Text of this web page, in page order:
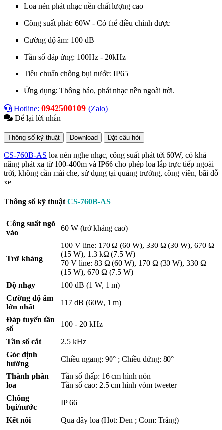
Loa nén phát nhạc nền chất lượng cao
Công suất phát: 60W - Có thể điều chỉnh được
Cường độ âm: 100 dB
Tần số đáp ứng: 100Hz - 20kHz
Tiêu chuẩn chống bụi nước: IP65
Ứng dụng: Thông báo, phát nhạc nền ngoài trời.
Hotline: 0942500109 (Zalo)
Để lại lời nhắn
Thông số kỹ thuật Download Đặt câu hỏi
CS-760B-AS loa nén nghe nhạc, công suất phát tới 60W, có khả
năng phát xa từ 100-400m và IP66 cho phép loa lắp trực tiếp ngoài
trời, không cần mái che, sử dụng tại quảng trường, công viên, bãi đỗ
xe…
Thông số kỹ thuật CS-760B-AS
Công suất ngõ
vào
60 W (trở kháng cao)
Trở kháng
100 V line: 170 Ω (60 W), 330 Ω (30 W), 670 Ω
(15 W), 1.3 kΩ (7.5 W)
70 V line: 83 Ω (60 W), 170 Ω (30 W), 330 Ω
(15 W), 670 Ω (7.5 W)
Độ nhạy
100 dB (1 W, 1 m)
Cường độ âm
lớn nhất
117 dB (60W, 1 m)
Đáp tuyến tần
số
100 - 20 kHz
Tần số cắt
2.5 kHz
Góc định
hướng
Chiều ngang: 90° ; Chiều đứng: 80°
Thành phần
loa
Tần số thấp: 16 cm hình nón
Tần số cao: 2.5 cm hình vòm tweeter
Chống
bụi/nước
IP 66
Kết nối
Qua dây loa (Hot: Đen ; Com: Trắng)